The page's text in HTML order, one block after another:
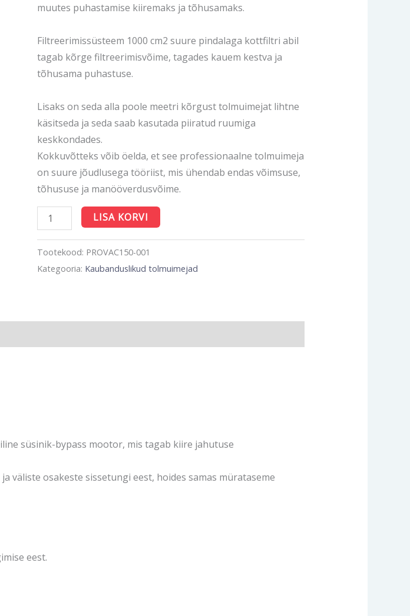
muutes puhastamise kiiremaks ja tõhusamaks.
Filtreerimissüsteem 1000 cm2 suure pindalaga kottfiltri abil
tagab kõrge filtreerimisvõime, tagades kauem kestva ja
tõhusama puhastuse.
Lisaks on seda alla poole meetri kõrgust tolmuimejat lihtne
käsitseda ja seda saab kasutada piiratud ruumiga
keskkondades.
Kokkuvõtteks võib öelda, et see professionaalne tolmuimeja
on suure jõudlusega tööriist, mis ühendab endas võimsuse,
tõhususe ja manööverdusvõime.
LISA KORVI
Tootekood: PROVAC150-001
Kategooria: Kaubanduslikud tolmuimejad
süsinik-bypass mootor, mis tagab kiire jahutuse
osakeste sissetungi eest, hoides samas mürataseme
eest.